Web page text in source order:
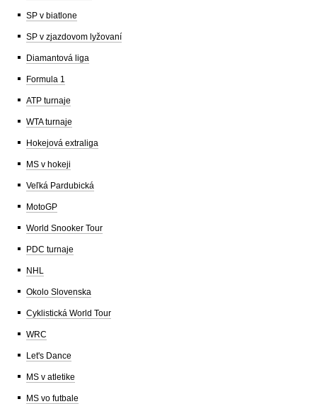
SP v biatlone
SP v zjazdovom lyžovaní
Diamantová liga
Formula 1
ATP turnaje
WTA turnaje
Hokejová extraliga
MS v hokeji
Veľká Pardubická
MotoGP
World Snooker Tour
PDC turnaje
NHL
Okolo Slovenska
Cyklistická World Tour
WRC
Let's Dance
MS v atletike
MS vo futbale